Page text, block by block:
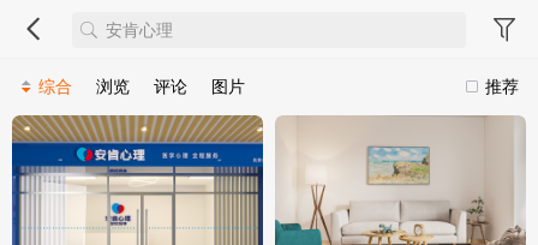
推荐
综合 浏览 评论 图片